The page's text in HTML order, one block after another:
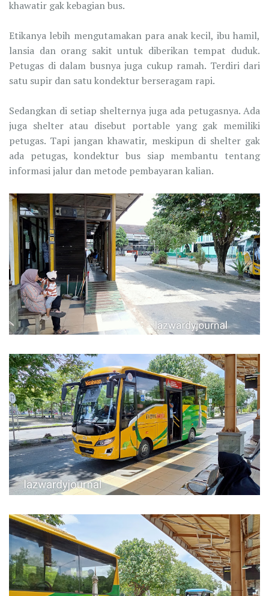
khawatir gak kebagian bus.
Etikanya lebih mengutamakan para anak kecil, ibu hamil,
lansia dan orang sakit untuk diberikan tempat duduk.
Petugas di dalam busnya juga cukup ramah. Terdiri dari
satu supir dan satu kondektur berseragam rapi.
Sedangkan di setiap shelternya juga ada petugasnya. Ada
juga shelter atau disebut portable yang gak memiliki
petugas. Tapi jangan khawatir, meskipun di shelter gak
ada petugas, kondektur bus siap membantu tentang
informasi jalur dan metode pembayaran kalian.